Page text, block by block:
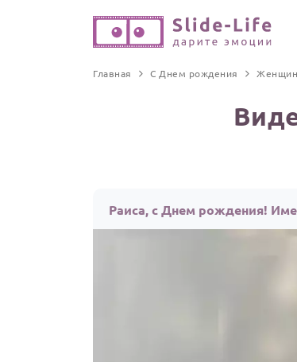
Главная С Днем рождения
Раиса, с Днем рождения!